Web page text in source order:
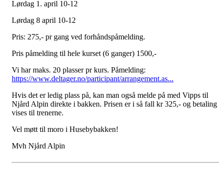
Lørdag 1. april 10-12
Lørdag 8 april 10-12
Pris: 275,- pr gang ved forhåndspåmelding.
Pris påmelding til hele kurset (6 ganger) 1500,-
Vi har maks. 20 plasser pr kurs. Påmelding:
https://www.deltager.no/participant/arrangement.as...
Hvis det er ledig plass på, kan man også melde på med Vipps til
Njård Alpin direkte i bakken. Prisen er i så fall kr 325,- og betaling
vises til trenerne.
Vel møtt til moro i Husebybakken!
Mvh Njård Alpin